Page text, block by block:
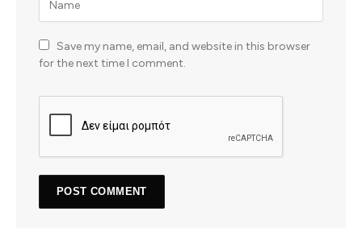
Save my name, email, and website in this browser
for the next time I comment.